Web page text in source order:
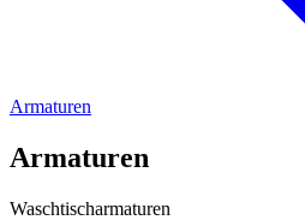
Armaturen
Armaturen
Waschtischarmaturen